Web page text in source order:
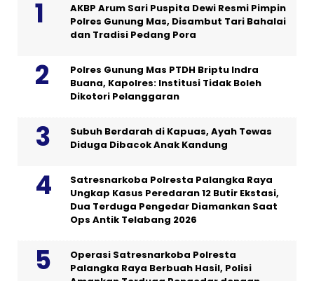
AKBP Arum Sari Puspita Dewi Resmi Pimpin
Polres Gunung Mas, Disambut Tari Bahalai
dan Tradisi Pedang Pora
Polres Gunung Mas PTDH Briptu Indra
Buana, Kapolres: Institusi Tidak Boleh
Dikotori Pelanggaran
Subuh Berdarah di Kapuas, Ayah Tewas
Diduga Dibacok Anak Kandung
Satresnarkoba Polresta Palangka Raya
Ungkap Kasus Peredaran 12 Butir Ekstasi,
Dua Terduga Pengedar Diamankan Saat
Ops Antik Telabang 2026
Operasi Satresnarkoba Polresta
Palangka Raya Berbuah Hasil, Polisi